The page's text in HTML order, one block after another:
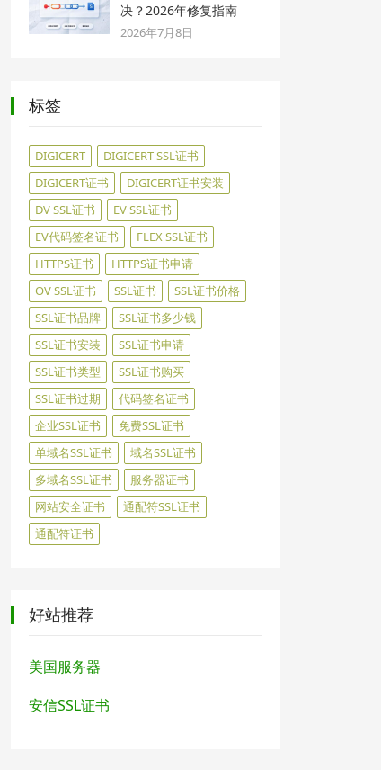
决？2026年修复指南
2026年7月8日
标签
DIGICERT
DIGICERT SSL证书
DIGICERT证书
DIGICERT证书安装
DV SSL证书
EV SSL证书
EV代码签名证书
FLEX SSL证书
HTTPS证书
HTTPS证书申请
OV SSL证书
SSL证书
SSL证书价格
SSL证书品牌
SSL证书多少钱
SSL证书安装
SSL证书申请
SSL证书类型
SSL证书购买
SSL证书过期
代码签名证书
企业SSL证书
免费SSL证书
单域名SSL证书
域名SSL证书
多域名SSL证书
服务器证书
网站安全证书
通配符SSL证书
通配符证书
好站推荐
美国服务器
安信SSL证书